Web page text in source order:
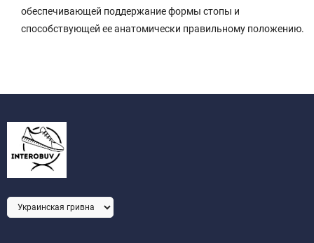
обеспечивающей поддержание формы стопы и
способствующей ее анатомически правильному положению.